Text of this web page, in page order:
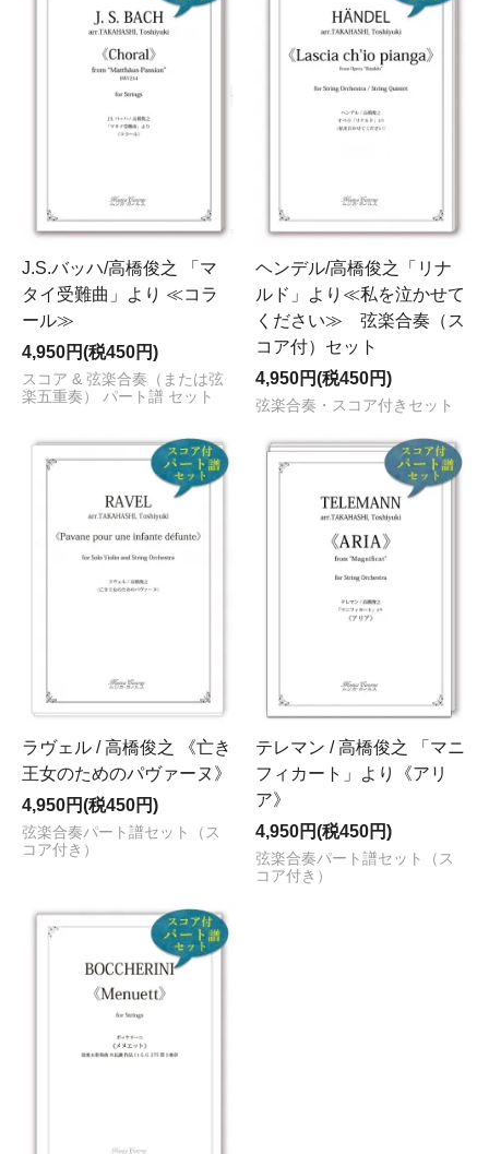
J.S.バッハ/高橋俊之 「マ
タイ受難曲」より ≪コラ
ール≫
4,950円(税450円)
スコア & 弦楽合奏（または弦
楽五重奏） パート譜 セット
ヘンデル/高橋俊之「リナ
ルド」より≪私を泣かせて
ください≫ 弦楽合奏（ス
コア付）セット
4,950円(税450円)
弦楽合奏・スコア付きセット
ラヴェル / 高橋俊之 《亡き
王女のためのパヴァーヌ》
4,950円(税450円)
弦楽合奏パート譜セット（ス
コア付き）
テレマン / 高橋俊之 「マニ
フィカート」より《アリ
ア》
4,950円(税450円)
弦楽合奏パート譜セット（ス
コア付き）